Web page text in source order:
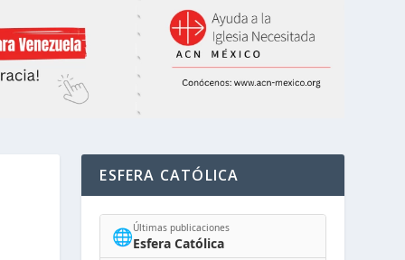
ESFERA CATÓLICA
🌐Últimas publicaciones
Esfera Católica